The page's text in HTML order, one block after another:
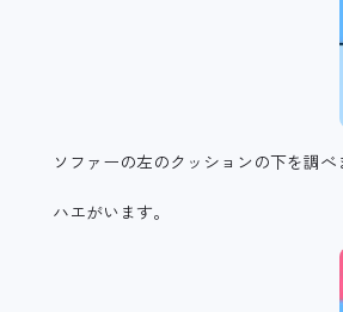
ソファーの左のクッションの下を調べ
ハエがいます。